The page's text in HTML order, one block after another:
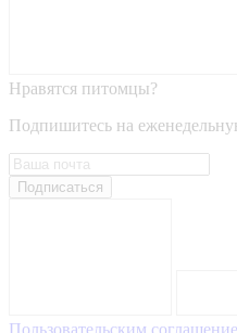
Нравятся питомцы?
Подпишитесь на
Подписаться
Пользовательским